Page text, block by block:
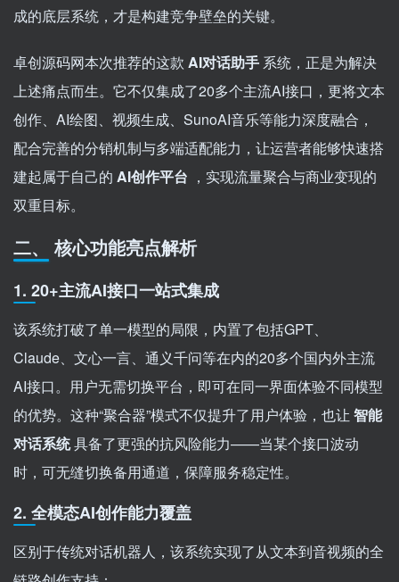
成的底层系统，才是构建竞争壁垒的关键。
卓创源码网本次推荐的这款 AI对话助手 系统，正是为解决
上述痛点而生。它不仅集成了20多个主流AI接口，更将文本
创作、AI绘图、视频生成、SunoAI音乐等能力深度融合，
配合完善的分销机制与多端适配能力，让运营者能够快速搭
建起属于自己的 AI创作平台 ，实现流量聚合与商业变现的
双重目标。
二、 核心功能亮点解析
1. 20+主流AI接口一站式集成
该系统打破了单一模型的局限，内置了包括GPT、
Claude、文心一言、通义千问等在内的20多个国内外主流
AI接口。用户无需切换平台，即可在同一界面体验不同模型
的优势。这种“聚合器”模式不仅提升了用户体验，也让 智能
对话系统具备了更强的抗风险能力——当某个接口波动
时，可无缝切换备用通道，保障服务稳定性。
2. 全模态AI创作能力覆盖
区别于传统对话机器人，该系统实现了从文本到音视频的全